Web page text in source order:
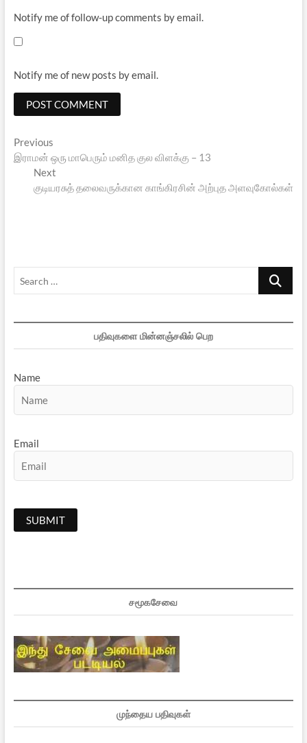
Notify me of follow-up comments by email.
Notify me of new posts by email.
Post
navigation
PreviousPrevious
post:
இராமன் ஒரு மாபெரும் மனித குல விளக்கு – 13
Next
post:
குடியரசுத் தலைவருக்கான காங்கிரசின் அற்புத அளவுகோல்கள்
Search
பதிவுகளை மின்னஞ்சலில் பெற
Name
Email
சமூகசேவை
முந்தைய பதிவுகள்